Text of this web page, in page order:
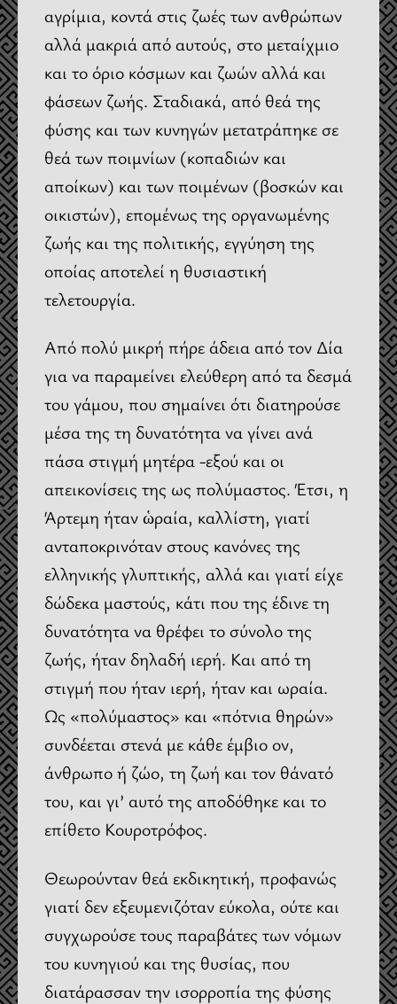
αγρίμια, κοντά στις ζωές των ανθρώπων
αλλά μακριά από αυτούς, στο μεταίχμιο
και το όριο κόσμων και ζωών αλλά και
φάσεων ζωής. Σταδιακά, από θεά της
φύσης και των κυνηγών μετατράπηκε σε
θεά των ποιμνίων (κοπαδιών και
αποίκων) και των ποιμένων (βοσκών και
οικιστών), επομένως της οργανωμένης
ζωής και της πολιτικής, εγγύηση της
οποίας αποτελεί η θυσιαστική
τελετουργία.
Από πολύ μικρή πήρε άδεια από τον Δία
για να παραμείνει ελεύθερη από τα δεσμά
του γάμου, που σημαίνει ότι διατηρούσε
μέσα της τη δυνατότητα να γίνει ανά
πάσα στιγμή μητέρα -εξού και οι
απεικονίσεις της ως πολύμαστος. Έτσι, η
Άρτεμη ήταν ὡραία, καλλίστη, γιατί
ανταποκρινόταν στους κανόνες της
ελληνικής γλυπτικής, αλλά και γιατί είχε
δώδεκα μαστούς, κάτι που της έδινε τη
δυνατότητα να θρέφει το σύνολο της
ζωής, ήταν δηλαδή ιερή. Και από τη
στιγμή που ήταν ιερή, ήταν και ωραία.
Ως «πολύμαστος» και «πότνια θηρών»
συνδέεται στενά με κάθε έμβιο ον,
άνθρωπο ή ζώο, τη ζωή και τον θάνατό
του, και γι’ αυτό της αποδόθηκε και το
επίθετο Κουροτρόφος.
Θεωρούνταν θεά εκδικητική, προφανώς
γιατί δεν εξευμενιζόταν εύκολα, ούτε και
συγχωρούσε τους παραβάτες των νόμων
του κυνηγιού και της θυσίας, που
διατάρασσαν την ισορροπία της φύσης